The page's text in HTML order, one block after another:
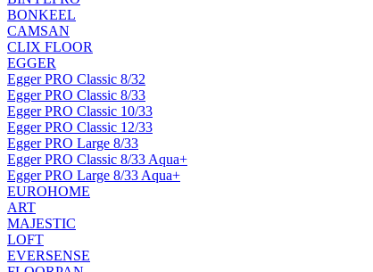
BONKEEL
CAMSAN
CLIX FLOOR
EGGER
Egger PRO Classic 8/32
Egger PRO Classic 8/33
Egger PRO Classic 10/33
Egger PRO Classic 12/33
Egger PRO Large 8/33
Egger PRO Classic 8/33 Aqua+
Egger PRO Large 8/33 Aqua+
EUROHOME
ART
MAJESTIC
LOFT
EVERSENSE